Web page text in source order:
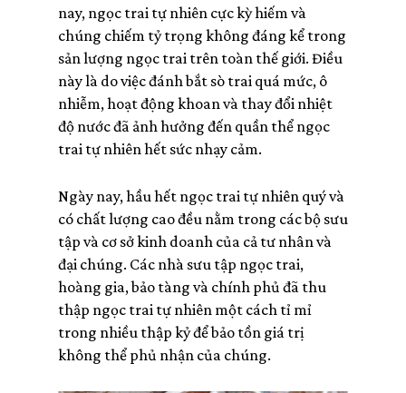
nay, ngọc trai tự nhiên cực kỳ hiếm và
chúng chiếm tỷ trọng không đáng kể trong
sản lượng ngọc trai trên toàn thế giới. Điều
này là do việc đánh bắt sò trai quá mức, ô
nhiễm, hoạt động khoan và thay đổi nhiệt
độ nước đã ảnh hưởng đến quần thể ngọc
trai tự nhiên hết sức nhạy cảm.
Ngày nay, hầu hết ngọc trai tự nhiên quý và
có chất lượng cao đều nằm trong các bộ sưu
tập và cơ sở kinh doanh của cả tư nhân và
đại chúng. Các nhà sưu tập ngọc trai,
hoàng gia, bảo tàng và chính phủ đã thu
thập ngọc trai tự nhiên một cách tỉ mỉ
trong nhiều thập kỷ để bảo tồn giá trị
không thể phủ nhận của chúng.